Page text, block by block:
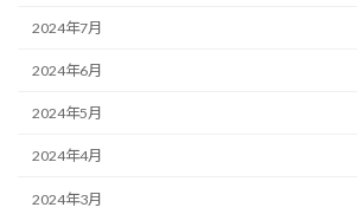
2024年7月
2024年6月
2024年5月
2024年4月
2024年3月